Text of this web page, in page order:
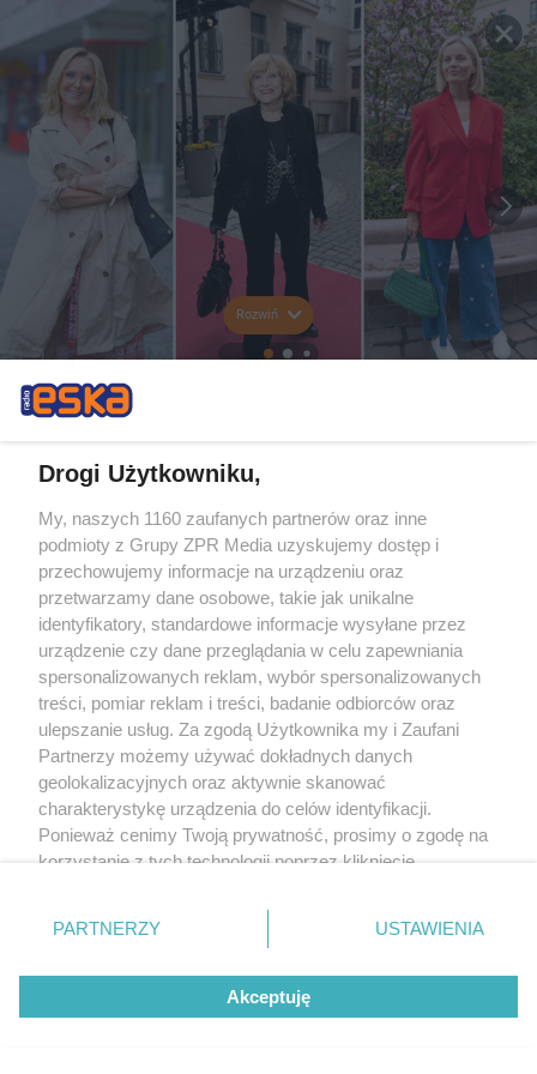
Rozwiń
Drogi Użytkowniku,
My, naszych 1160 zaufanych partnerów oraz inne
podmioty z Grupy ZPR Media uzyskujemy dostęp i
przechowujemy informacje na urządzeniu oraz
przetwarzamy dane osobowe, takie jak unikalne
identyfikatory, standardowe informacje wysyłane przez
urządzenie czy dane przeglądania w celu zapewniania
spersonalizowanych reklam, wybór spersonalizowanych
treści, pomiar reklam i treści, badanie odbiorców oraz
ulepszanie usług. Za zgodą Użytkownika my i Zaufani
Partnerzy możemy używać dokładnych danych
geolokalizacyjnych oraz aktywnie skanować
charakterystykę urządzenia do celów identyfikacji.
Ponieważ cenimy Twoją prywatność, prosimy o zgodę na
korzystanie z tych technologii poprzez kliknięcie
zmienić/wycofać klikając przycisk ustawień prywatności
znajdujący się w lewym dolnym rogu strony
rodzaje przetwarzania danych nie wymagają zgody
użytkownika, ale masz prawo sprzeciwić się takiemu
przetwarzaniu. Preferencje będą miały zastosowanie tylko
PARTNERZY USTAWIENIA
Akceptuję